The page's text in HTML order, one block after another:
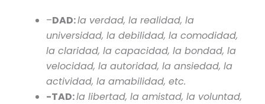
–DAD:la verdad, la realidad, la
universidad, la debilidad, la comodidad,
la claridad, la capacidad, la bondad, la
velocidad, la autoridad, la ansiedad, la
actividad, la amabilidad, etc.
-TAD:la libertad, la amistad, la voluntad,